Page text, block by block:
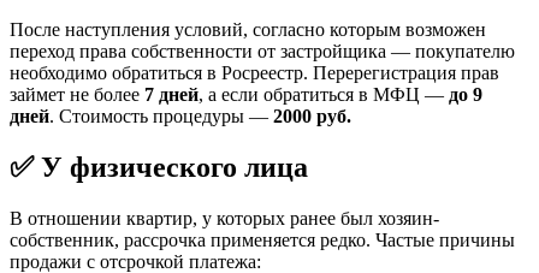
После наступления условий, согласно которым возможен
переход права собственности от застройщика — покупателю
необходимо обратиться в Росреестр. Перерегистрация прав
займет не более 7 дней, а если обратиться в МФЦ — до 9
дней. Стоимость процедуры — 2000 руб.
✅ У физического лица
В отношении квартир, у которых ранее был хозяин-
собственник, рассрочка применяется редко. Частые причины
продажи с отсрочкой платежа: